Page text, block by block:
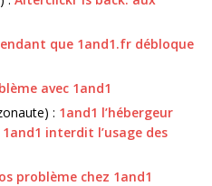
que 1and1.fr débloque
avec 1and1
: 1and1 l’hébergeur
1and1 interdit l’usage des
problème chez 1and1